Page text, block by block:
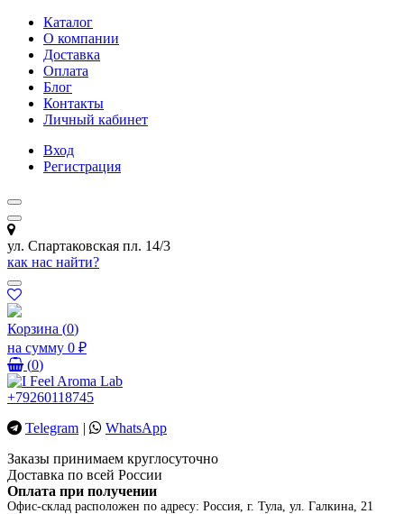
Каталог
О компании
Доставка
Оплата
Блог
Контакты
Личный кабинет
Вход
Регистрация
ул. Спартаковская пл. 14/3
как нас найти?
Корзина (0)
на сумму 0 ₽
(0)
+79260118745
Telegram |
WhatsApp
Заказы принимаем круглосуточно
Доставка по всей России
Оплата при получении
Офис-склад расположен по адресу: Россия, г. Тула, ул. Галкина, 21